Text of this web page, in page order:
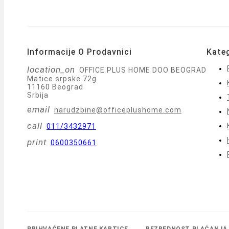
Informacije O Prodavnici
location_on
OFFICE PLUS HOME DOO BEOGRAD
Matice srpske 72g
11160 Beograd
Srbija
email narudzbine@officeplushome.com
call 011/3432971
print 0600350661